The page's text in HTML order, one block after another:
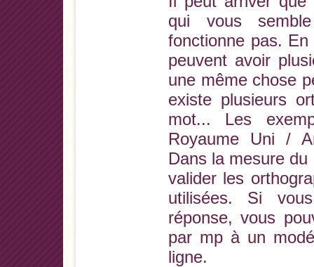
qui vous
fonctionne pas.
peuvent avoir
une même chose
existe plusieurs
mot... Les
Royaume Uni /
Dans la mesure
valider les
utilisées. Si
réponse, vous
par mp à un
ligne.